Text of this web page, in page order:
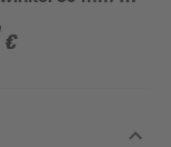
mm 1/2" IG
€